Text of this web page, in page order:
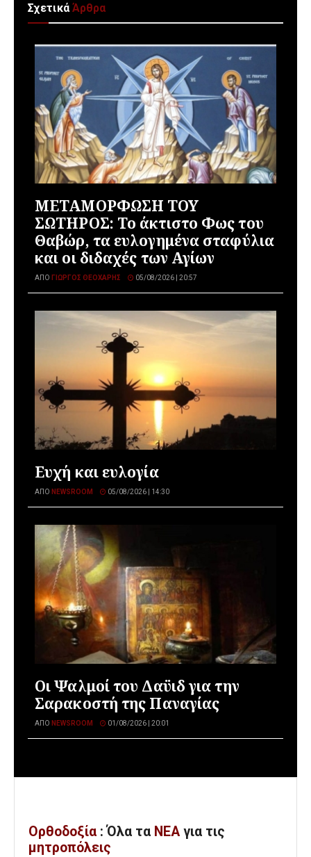
ΣχετικάΆρθρα
ΜΕΤΑΜΟΡΦΩΣΗ ΤΟΥ
ΣΩΤΗΡΟΣ: Το άκτιστο Φως του
Θαβώρ, τα ευλογημένα σταφύλια
και οι διδαχές των Αγίων
ΑΠΌ ΓΙΏΡΓΟΣ ΘΕΟΧΆΡΗΣ 05/08/2026 | 20:57
Ευχή και ευλογία
ΑΠΌ NEWSROOM 05/08/2026 | 14:30
Οι Ψαλμοί του Δαϋιδ για την
Σαρακοστή της Παναγίας
ΑΠΌ NEWSROOM 01/08/2026 | 20:01
Ορθοδοξία : Όλα τα ΝΕΑ για τις
μητροπόλεις